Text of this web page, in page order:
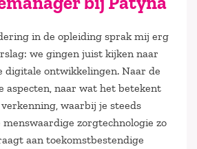
in de opleiding sprak mij erg
we gingen juist kijken naar
digitale ontwikkelingen. Naar de
aspecten, naar wat het betekent
waarbij je steeds
zorgtechnologie zo
aan toekomstbestendige